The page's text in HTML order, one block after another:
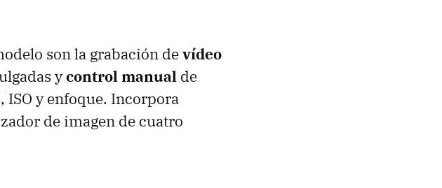
son la grabación devídeo
ycontrol manual de
ISO y enfoque. Incorpora
de imagen de cuatro